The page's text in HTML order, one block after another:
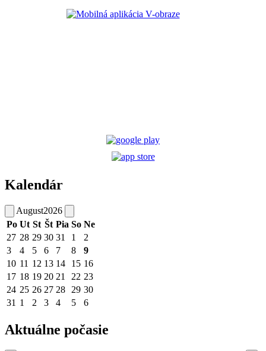
Kalendár
August2026
Po Ut St Št Pia So Ne
27 28 29 30 31 1
2
3
4 5 6 7 8
9
10 11 12 13 14 15 16
17 18 19 20 21 22 23
24 25 26 27 28 29 30
31 1 2 3 4 5 6
Aktuálne počasie